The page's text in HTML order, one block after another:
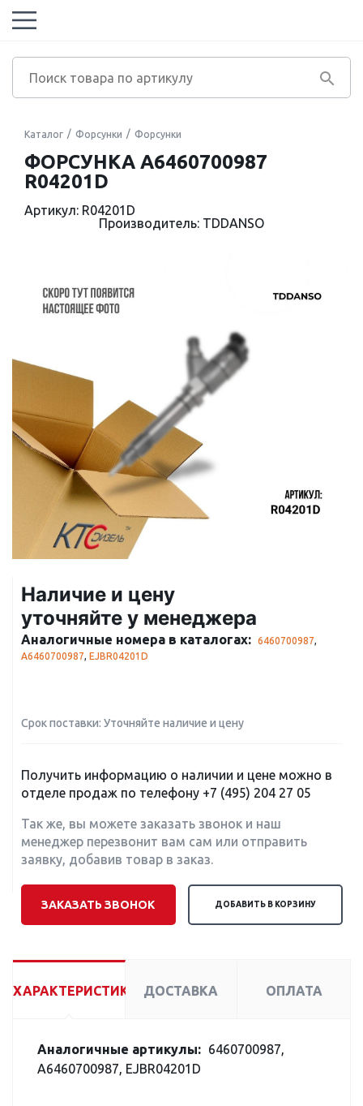
Каталог Форсунки Форсунки
ФОРСУНКА A6460700987
R04201D
Артикул: R04201D
Производитель: TDDANSO
Наличие и цену
уточняйте у менеджера
Аналогичные номера в каталогах: 6460700987,
A6460700987, EJBR04201D
Срок поставки: Уточняйте наличие и цену
Получить информацию о наличии и цене можно в
отделе продаж по телефону +7 (495) 204 27 05
Так же, вы можете заказать звонок и наш
менеджер перезвонит вам сам или отправить
заявку, добавив товар в заказ.
ЗАКАЗАТЬ ЗВОНОК ДОБАВИТЬ В КОРЗИНУ
ХАРАКТЕРИСТИКИ ДОСТАВКА ОПЛАТА
Аналогичные артикулы: 6460700987,
A6460700987, EJBR04201D